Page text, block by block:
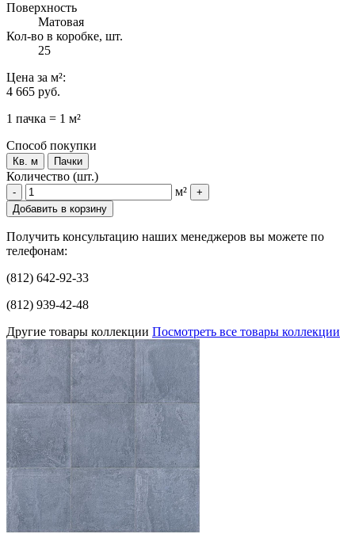
Поверхность
Матовая
Кол-во в коробке, шт.
25
Цена за м²:
4 665 руб.
1 пачка = 1 м²
Способ покупки
Кв. м Пачки
Количество (шт.)
- м²
+
Добавить в корзину
Получить консультацию наших менеджеров вы можете по
телефонам:
(812) 642-92-33
(812) 939-42-48
Другие товары коллекции Посмотреть все товары коллекции